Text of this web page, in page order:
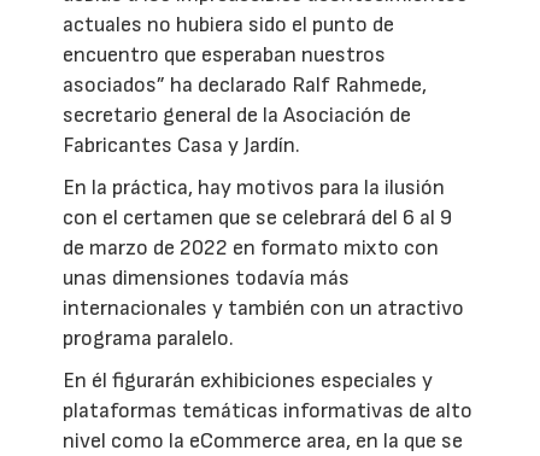
actuales no hubiera sido el punto de
encuentro que esperaban nuestros
asociados” ha declarado Ralf Rahmede,
secretario general de la Asociación de
Fabricantes Casa y Jardín.
En la práctica, hay motivos para la ilusión
con el certamen que se celebrará del 6 al 9
de marzo de 2022 en formato mixto con
unas dimensiones todavía más
internacionales y también con un atractivo
programa paralelo.
En él figurarán exhibiciones especiales y
plataformas temáticas informativas de alto
nivel como la eCommerce area, en la que se